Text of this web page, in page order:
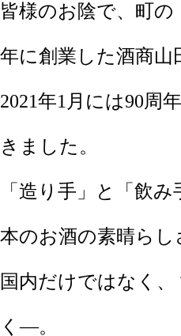
皆様のお陰で、町の
年に創業した酒商山
2021年1月には90周
きました。
「造り手」と「飲
本のお酒の素晴らし
国内だけではなく
く―。